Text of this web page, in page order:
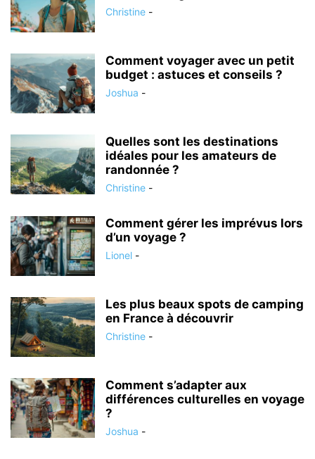
Christine -
Comment voyager avec un petit
budget : astuces et conseils ?
Joshua -
Quelles sont les destinations
idéales pour les amateurs de
randonnée ?
Christine -
Comment gérer les imprévus lors
d’un voyage ?
Lionel -
Les plus beaux spots de camping
en France à découvrir
Christine -
Comment s’adapter aux
différences culturelles en voyage
?
Joshua -